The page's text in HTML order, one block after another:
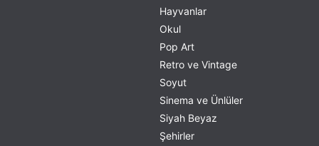
Hayvanlar
Okul
Pop Art
Retro ve Vintage
Soyut
Sinema ve Ünlüler
Siyah Beyaz
Şehirler